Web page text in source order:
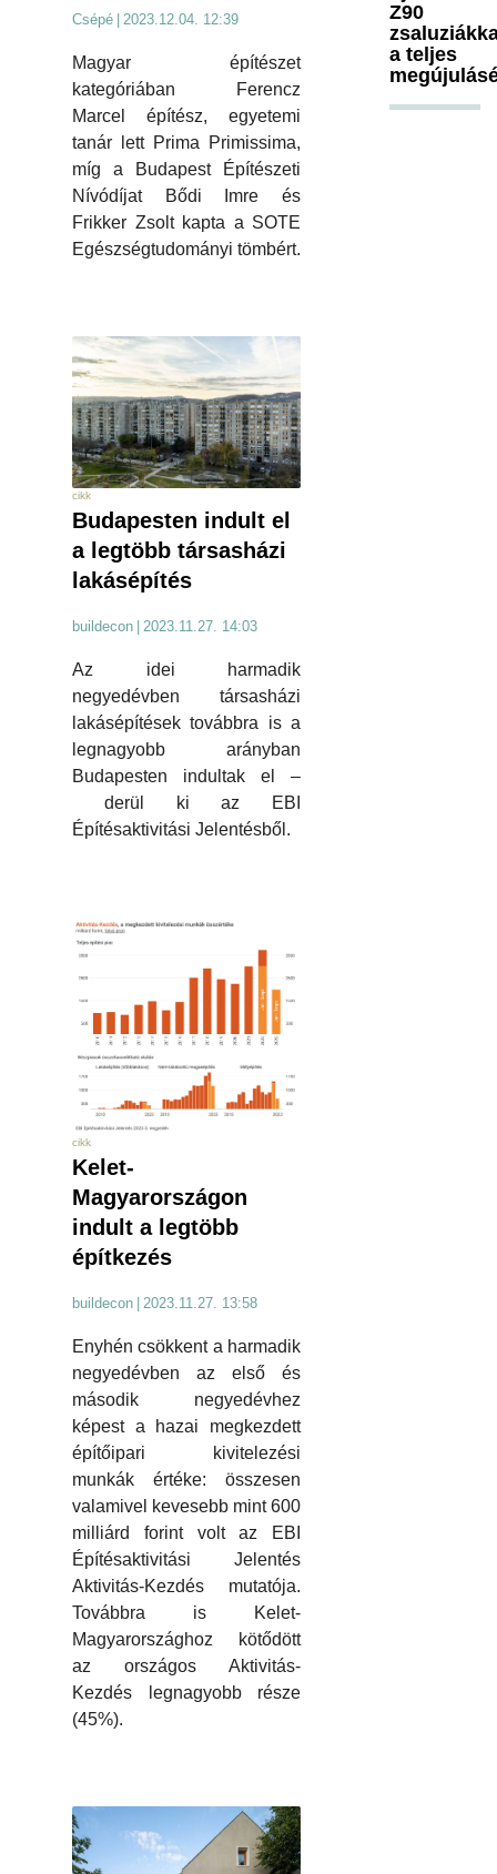
Csépé 2023.12.04. 12:39
Magyar építészet
kategóriában Ferencz
Marcel építész, egyetemi
tanár lett Prima Primissima,
míg a Budapest Építészeti
Nívódíjat Bődi Imre és
Frikker Zsolt kapta a SOTE
Egészségtudományi tömbért.
cikk
Budapesten indult el
a legtöbb társasházi
lakásépítés
buildecon 2023.11.27. 14:03
Az idei harmadik
negyedévben társasházi
lakásépítések továbbra is a
legnagyobb arányban
Budapesten indultak el –
derül ki az EBI
Építésaktivitási Jelentésből.
cikk
Kelet-
Magyarországon
indult a legtöbb
építkezés
buildecon 2023.11.27. 13:58
Enyhén csökkent a harmadik
negyedévben az első és
második negyedévhez
képest a hazai megkezdett
építőipari kivitelezési
munkák értéke: összesen
valamivel kevesebb mint 600
milliárd forint volt az EBI
Építésaktivitási Jelentés
Aktivitás-Kezdés mutatója.
Továbbra is Kelet-
Magyarországhoz kötődött
az országos Aktivitás-
Kezdés legnagyobb része
(45%).
Z90
a teljes